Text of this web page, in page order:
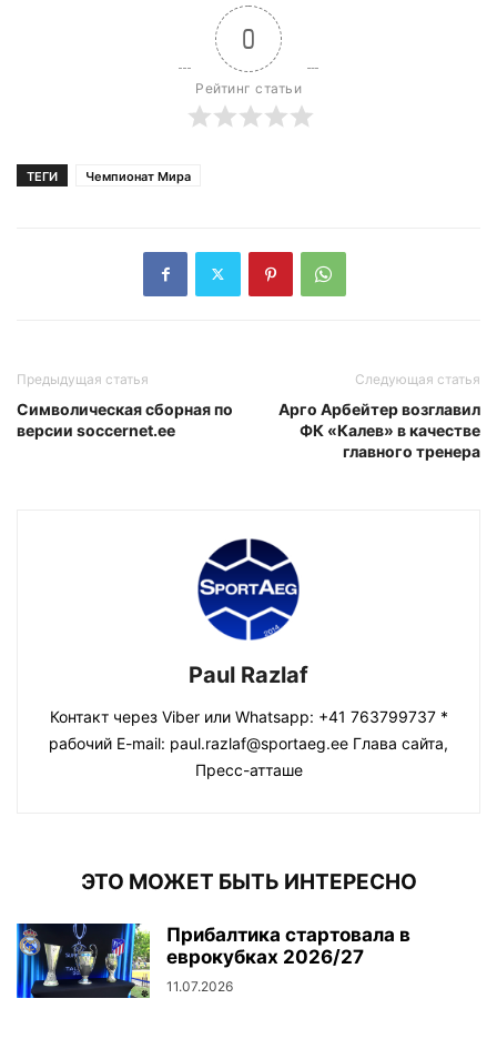
0
Рейтинг статьи
ТЕГИ Чемпионат Мира
Предыдущая статья
Символическая сборная по
версии soccernet.ee
Следующая статья
Арго Арбейтер возглавил
ФК «Калев» в качестве
главного тренера
Paul Razlaf
Контакт через Viber или Whatsapp: +41 763799737 *
рабочий E-mail: paul.razlaf@sportaeg.ee Глава сайта,
Пресс-атташе
ЭТО МОЖЕТ БЫТЬ ИНТЕРЕСНО
Прибалтика стартовала в
еврокубках 2026/27
11.07.2026